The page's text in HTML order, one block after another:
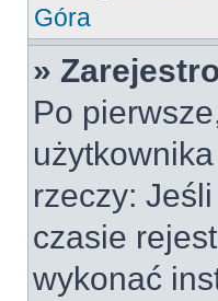
Góra
»
Po
rzeczy:
czasie
wykonać